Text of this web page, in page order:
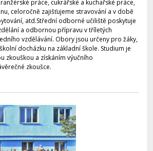
práce, cukrářské a kuchařské práce,
celoročně zajišťujeme stravování a v době
atd.Střední odborné učiliště poskytuje
a odbornou přípravu v tříletých
vzdělávání. Obory jsou určeny pro žáky,
docházku na základní škole. Studium je
zkouškou a získáním výučního
zkoušce.